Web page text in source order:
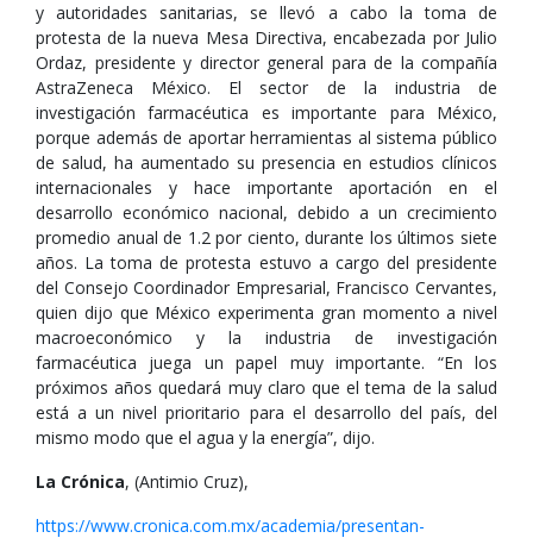
y autoridades sanitarias, se llevó a cabo la toma de
protesta de la nueva Mesa Directiva, encabezada por Julio
Ordaz, presidente y director general para de la compañía
AstraZeneca México. El sector de la industria de
investigación farmacéutica es importante para México,
porque además de aportar herramientas al sistema público
de salud, ha aumentado su presencia en estudios clínicos
internacionales y hace importante aportación en el
desarrollo económico nacional, debido a un crecimiento
promedio anual de 1.2 por ciento, durante los últimos siete
años. La toma de protesta estuvo a cargo del presidente
del Consejo Coordinador Empresarial, Francisco Cervantes,
quien dijo que México experimenta gran momento a nivel
macroeconómico y la industria de investigación
farmacéutica juega un papel muy importante. “En los
próximos años quedará muy claro que el tema de la salud
está a un nivel prioritario para el desarrollo del país, del
mismo modo que el agua y la energía”, dijo.
La Crónica, (Antimio Cruz),
https://www.cronica.com.mx/academia/presentan-